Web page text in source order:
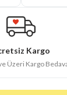
Kargo
Üzeri Kargo